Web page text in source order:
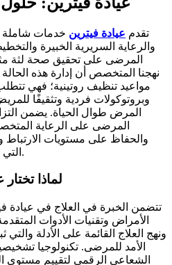
تقدم عيادة فيترين خدمات شاملة
والرعاية السريرية الخبيرة
المرضى على تحقيق صحة لثة
نهجنا المتخصص أن إدارة هذه
مواعيد تنظيف روتينية؛ فهي
وبروتوكولات فردية وتثقيفًا
المرض طوال الحياة. يضمن
المرضى على الرعاية
والحفاظ على مستويات الارتباط
التي عمل العلاج الأولي على إنقاذها.
لماذا تختار
تتضمن الخبرة في العلاج في عيادة
الأمراض وتقنيات الأدوات
ونهج العلاج القائمة على الأدلة والتي
الأمد للمرضى. تكنولوجيا
الشعاعي الرقمي لتقييم مستوى